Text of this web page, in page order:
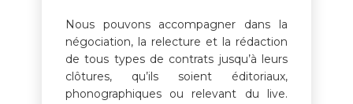
Nous pouvons accompagner dans la
négociation, la relecture et la rédaction
de tous types de contrats jusqu’à leurs
clôtures, qu’ils soient éditoriaux,
phonographiques ou relevant du live.